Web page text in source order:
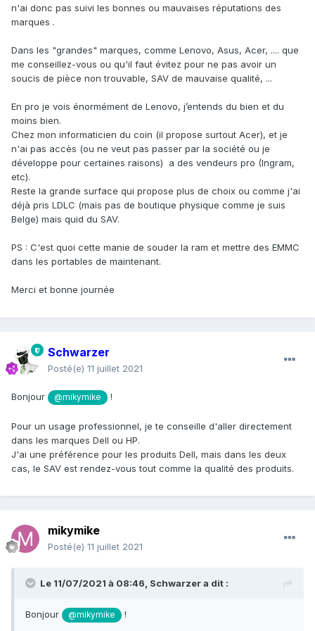
n'ai donc pas suivi les bonnes ou mauvaises réputations des
marques .
Dans les "grandes" marques, comme Lenovo, Asus, Acer, .... que
me conseillez-vous ou qu'il faut évitez pour ne pas avoir un
soucis de pièce non trouvable, SAV de mauvaise qualité, ...
En pro je vois énormément de Lenovo, j’entends du bien et du
moins bien.
Chez mon informaticien du coin (il propose surtout Acer), et je
n'ai pas accès (ou ne veut pas passer par la société ou je
développe pour certaines raisons) a des vendeurs pro (Ingram,
etc).
Reste la grande surface qui propose plus de choix ou comme j'ai
déjà pris LDLC (mais pas de boutique physique comme je suis
Belge) mais quid du SAV.
PS : C'est quoi cette manie de souder la ram et mettre des EMMC
dans les portables de maintenant.
Merci et bonne journée
Schwarzer
Posté(e) 11 juillet 2021
Bonjour @mikymike !
Pour un usage professionnel, je te conseille d'aller directement
dans les marques Dell ou HP.
J'ai une préférence pour les produits Dell, mais dans les deux
cas, le SAV est rendez-vous tout comme la qualité des produits.
mikymike
Posté(e) 11 juillet 2021
Le 11/07/2021 à 08:46, Schwarzera dit :
Bonjour @mikymike !